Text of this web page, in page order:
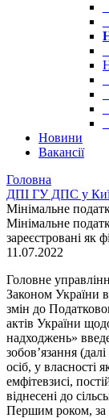
Новини
Вакансії
Головна
ДПІ ГУ ДПС у
Мінімальне
Мінімальне
зареєстровані як
11.07.2022
Головне
Законом України
змін до
актів України
надходжень»
зобов’язання
осіб, у власності
емфітевзисі,
віднесені до
Першим роком, за